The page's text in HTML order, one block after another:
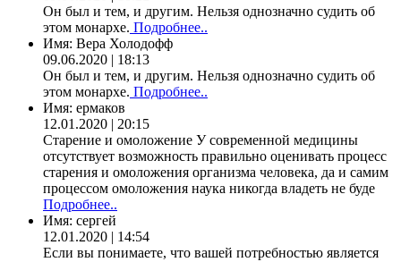
Он был и тем, и другим. Нельзя однозначно судить об
этом монархе. Подробнее..
Имя: Вера Холодофф
09.06.2020 | 18:13
Он был и тем, и другим. Нельзя однозначно судить об
этом монархе. Подробнее..
Имя: ермаков
12.01.2020 | 20:15
Старение и омоложение У современной медицины
отсутствует возможность правильно оценивать процесс
старения и омоложения организма человека, да и самим
процессом омоложения наука никогда владеть не буде
Подробнее..
Имя: сергей
12.01.2020 | 14:54
Если вы понимаете, что вашей потребностью является